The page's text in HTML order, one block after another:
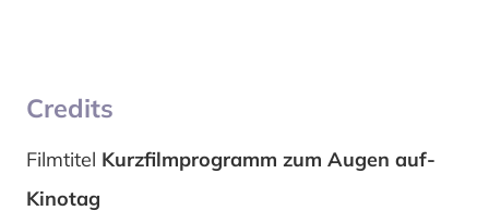
Credits
Filmtitel Kurzfilmprogramm zum Augen auf-
Kinotag